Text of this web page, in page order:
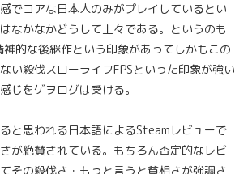
でコアな日本人のみがプレイしているとい
なかなかどうして上々である。というのも
精神的な後継作という印象があってしかもこの
い殺伐スローライフFPSといった印象が強い
じをゲヲログは受ける。
と思われる日本語によるSteamレビューで
が絶賛されている。もちろん否定的なレビ
その殺伐さ・もっと言うと貧相さが強調さ